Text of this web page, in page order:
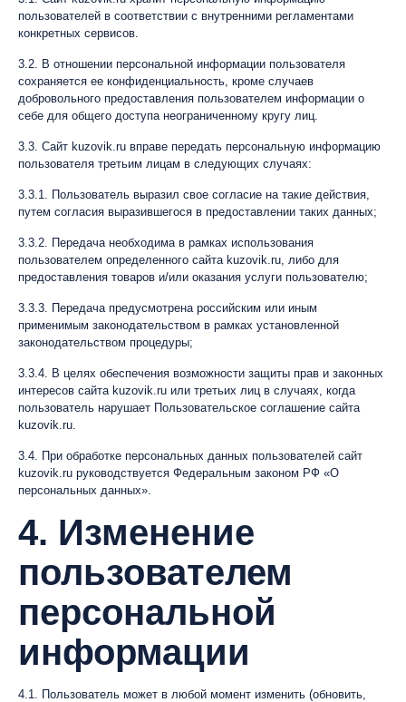
пользователей в соответствии с внутренними регламентами
конкретных сервисов.
3.2. В отношении персональной информации пользователя
сохраняется ее конфиденциальность, кроме случаев
добровольного предоставления пользователем информации о
себе для общего доступа неограниченному кругу лиц.
3.3. Сайт kuzovik.ru вправе передать персональную информацию
пользователя третьим лицам в следующих случаях:
3.3.1. Пользователь выразил свое согласие на такие действия,
путем согласия выразившегося в предоставлении таких данных;
3.3.2. Передача необходима в рамках использования
пользователем определенного сайта kuzovik.ru, либо для
предоставления товаров и/или оказания услуги пользователю;
3.3.3. Передача предусмотрена российским или иным
применимым законодательством в рамках установленной
законодательством процедуры;
3.3.4. В целях обеспечения возможности защиты прав и законных
интересов сайта kuzovik.ru или третьих лиц в случаях, когда
пользователь нарушает Пользовательское соглашение сайта
kuzovik.ru.
3.4. При обработке персональных данных пользователей сайт
kuzovik.ru руководствуется Федеральным законом РФ «О
персональных данных».
4. Изменение
пользователем
персональной
информации
4.1. Пользователь может в любой момент изменить (обновить,